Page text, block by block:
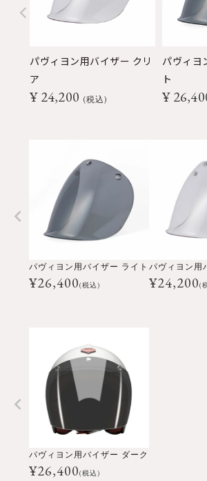
パヴィヨン用バイザー クリ
ア
¥ 24,200 税込
パヴィヨ
ト
¥
パヴィヨン用バイザー ライト
¥26,400(税込)
パヴィヨン用
¥24,200(
パヴィヨン用バイザー ダーク
¥26,400(税込)